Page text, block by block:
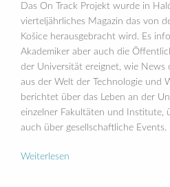
Das On Track Projekt wurde in
vierteljährliches Magazin das von
Košice herausgebracht wird. Es
Akademiker aber auch die
der Universität ereignet, wie News
aus der Welt der Technologie und
berichtet über das Leben an der
einzelner Fakultäten und Institute,
auch über gesellschaftliche Events.
Weiterlesen